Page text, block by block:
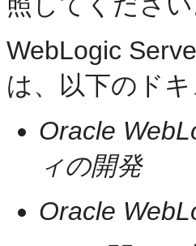
WebLogic
は、以下のド
Oracle
ィの開発
Oracle